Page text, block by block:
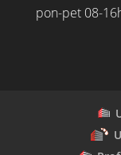
pon-pet 08-